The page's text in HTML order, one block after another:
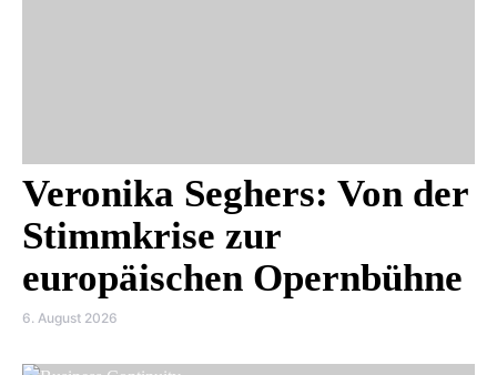
Veronika Seghers: Von der
Stimmkrise zur
europäischen Opernbühne
6. August 2026